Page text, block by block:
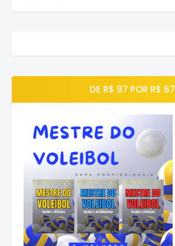
DE R$ 97 POR R$ 67